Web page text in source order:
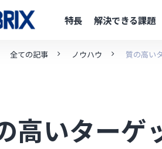
特長 解決できる課題
全ての記事 ノウハウ 質の高い
高いターゲ